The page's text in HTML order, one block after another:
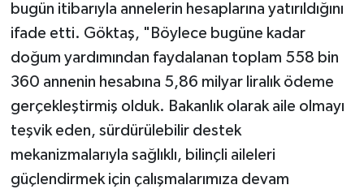
bugün itibarıyla annelerin hesaplarına yatırıldığını
ifade etti. Göktaş, "Böylece bugüne kadar
doğum yardımından faydalanan toplam 558 bin
360 annenin hesabına 5,86 milyar liralık ödeme
gerçekleştirmiş olduk. Bakanlık olarak aile olmayı
teşvik eden, sürdürülebilir destek
mekanizmalarıyla sağlıklı, bilinçli aileleri
güçlendirmek için çalışmalarımıza devam